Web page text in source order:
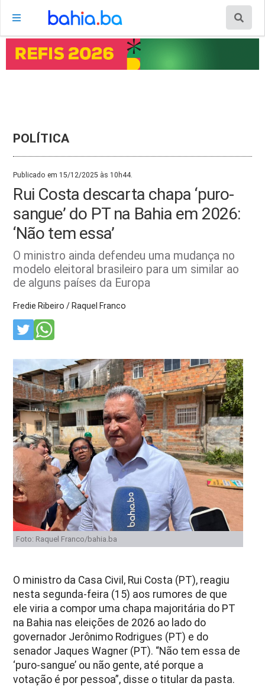
POLÍTICA
Publicado em 15/12/2025 às 10h44.
Rui Costa descarta chapa ‘puro-
sangue’ do PT na Bahia em 2026:
‘Não tem essa’
O ministro ainda defendeu uma mudança no
modelo eleitoral brasileiro para um similar ao
de alguns países da Europa
Fredie Ribeiro / Raquel Franco
Foto: Raquel Franco/bahia.ba
O ministro da Casa Civil, Rui Costa (PT), reagiu
nesta segunda-feira (15) aos rumores de que
ele viria a compor uma chapa majoritária do PT
na Bahia nas eleições de 2026 ao lado do
governador Jerônimo Rodrigues (PT) e do
senador Jaques Wagner (PT). “Não tem essa de
‘puro-sangue’ ou não gente, até porque a
votação é por pessoa”, disse o titular da pasta.